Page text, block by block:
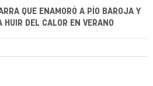
QUE ENAMORÓ A PÍO BAROJA Y
HUIR DEL CALOR EN VERANO